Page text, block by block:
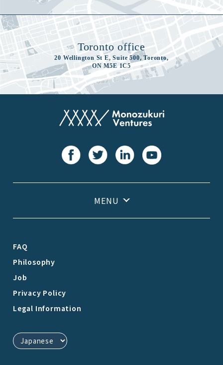
Toronto office
20 Wellington St E, Suite 500, Toronto,
ON M5E 1C5
FAQ
Philosophy
Job
Privacy Policy
Legal Information